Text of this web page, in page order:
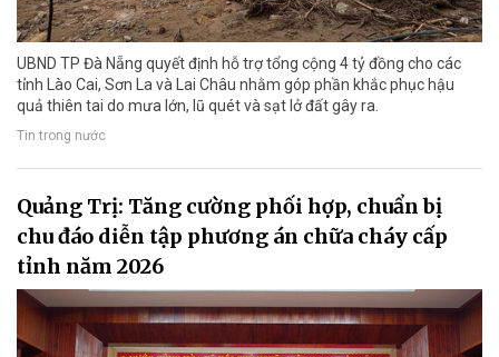
UBND TP Đà Nẵng quyết định hỗ trợ tổng cộng 4 tỷ đồng cho các
tỉnh Lào Cai, Sơn La và Lai Châu nhằm góp phần khắc phục hậu
quả thiên tai do mưa lớn, lũ quét và sạt lở đất gây ra.
Tin trong nước
Quảng Trị: Tăng cường phối hợp, chuẩn bị
chu đáo diễn tập phương án chữa cháy cấp
tỉnh năm 2026